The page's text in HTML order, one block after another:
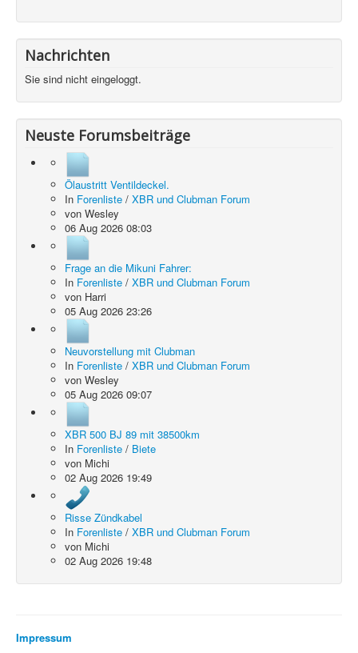
Nachrichten
Sie sind nicht eingeloggt.
Neuste Forumsbeiträge
Ölaustritt Ventildeckel.
In Forenliste / XBR und Clubman Forum
von Wesley
06 Aug 2026 08:03
Frage an die Mikuni Fahrer:
In Forenliste / XBR und Clubman Forum
von Harri
05 Aug 2026 23:26
Neuvorstellung mit Clubman
In Forenliste / XBR und Clubman Forum
von Wesley
05 Aug 2026 09:07
XBR 500 BJ 89 mit 38500km
In Forenliste / Biete
von Michi
02 Aug 2026 19:49
Risse Zündkabel
In Forenliste / XBR und Clubman Forum
von Michi
02 Aug 2026 19:48
Impressum